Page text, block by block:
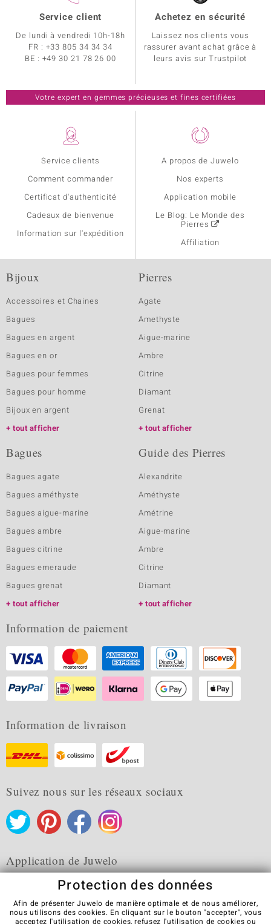
Service clients
Comment commander
Certificat d'authenticité
Cadeaux de bienvenue
Information sur l'expédition
A propos de Juwelo
Nos experts
Application mobile
Le Blog: Le Monde des
Pierres
Affiliation
Service client
De lundi à vendredi 10h-18h
FR : +33 805 34 34 34
BE : +49 30 21 78 26 00
Achetez en sécurité
Laissez nos clients vous
rassurer avant achat grâce à
leurs avis sur Trustpilot
Votre expert en gemmes précieuses et fines certifiées
Bijoux
Accessoires et Chaines
Bagues
Bagues en argent
Bagues en or
Bagues pour femmes
Bagues pour homme
Bijoux en argent
tout afficher
Pierres
Agate
Amethyste
Aigue-marine
Ambre
Citrine
Diamant
Grenat
tout afficher
Bagues
Bagues agate
Bagues améthyste
Bagues aigue-marine
Bagues ambre
Bagues citrine
Bagues emeraude
Bagues grenat
tout afficher
Guide des Pierres
Alexandrite
Améthyste
Amétrine
Aigue-marine
Ambre
Citrine
Diamant
tout afficher
Information de paiement
Information de livraison
Suivez nous sur les réseaux sociaux
Application de Juwelo
Protection des données
Afin de présenter Juwelo de manière optimale et de nous améliorer,
nous utilisons des cookies. En cliquant sur le bouton "accepter", vous
acceptez l'utilisation de cookies,refusez l'utilisation de cookies ou